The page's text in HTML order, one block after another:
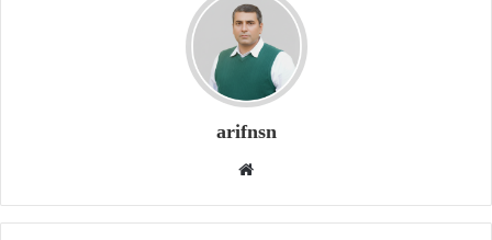
arifnsn
b